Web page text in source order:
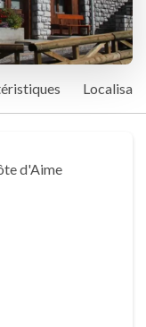
d'Aime